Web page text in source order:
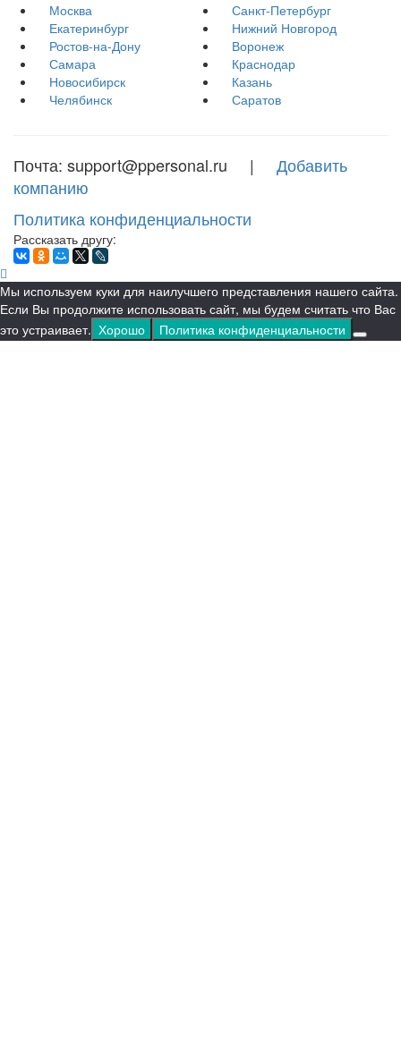
Москва
Санкт-Петербург
Екатеринбург
Нижний Новгород
Ростов-на-Дону
Воронеж
Самара
Краснодар
Новосибирск
Казань
Челябинск
Саратов
Почта: support@ppersonal.ru | Добавить
компанию
Политика конфиденциальности
Рассказать другу:
Мы используем куки для наилучшего представления нашего сайта.
Если Вы продолжите использовать сайт, мы будем считать что Вас
это устраивает. Хорошо Политика конфиденциальности